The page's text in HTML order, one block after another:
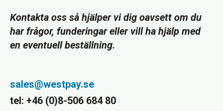
Kontakta oss så hjälper vi dig oavsett om du
har frågor, funderingar eller vill ha hjälp med
en eventuell beställning.
sales@westpay.se
tel: +46 (0)8-506 684 80